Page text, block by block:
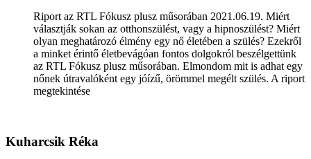
Riport az RTL Fókusz plusz műsorában 2021.06.19. Miért
választják sokan az otthonszülést, vagy a hipnoszülést? Miért
olyan meghatározó élmény egy nő életében a szülés? Ezekről
a minket érintő életbevágóan fontos dolgokról beszélgettünk
az RTL Fókusz plusz műsorában. Elmondom mit is adhat egy
nőnek útravalóként egy jóízű, örömmel megélt szülés. A riport
megtekintése
Kuharcsik Réka